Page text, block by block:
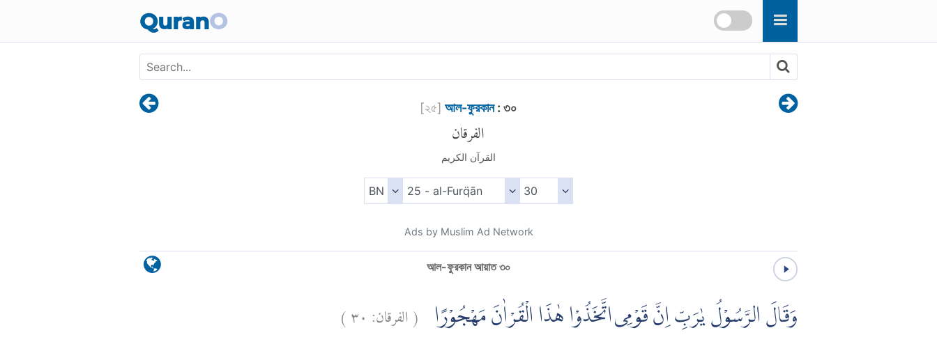
QuranO
[২৫] আল-ফুরকান: ৩০
الفرقان
القرآن الكريم
Ads by Muslim Ad Network
আল-ফুরকান আয়াত ৩০
وَقَالَ الرَّسُوْلُ يٰرَبِّ اِنَّ قَوْمِى اتَّخَذُوْا هٰذَا الْقُرْاٰنَ مَهْجُوْرًا (الفرقان: ٣٠)